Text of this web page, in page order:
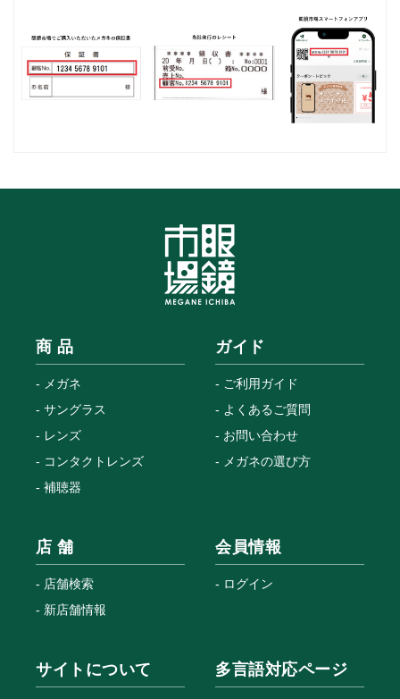
商 品
メガネ
サングラス
レンズ
コンタクトレンズ
補聴器
ガイド
ご利用ガイド
よくあるご質問
お問い合わせ
メガネの選び方
店 舗
店舗検索
新店舗情報
会員情報
ログイン
サイトについて 多言語対応ページ